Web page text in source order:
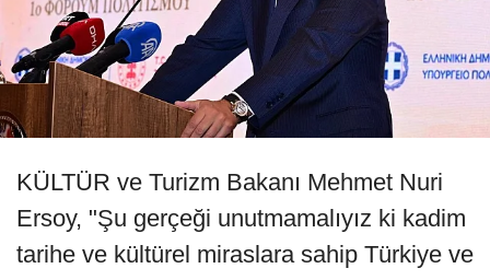
KÜLTÜR ve Turizm Bakanı Mehmet Nuri
Ersoy, "Şu gerçeği unutmamalıyız ki kadim
tarihe ve kültürel miraslara sahip Türkiye ve